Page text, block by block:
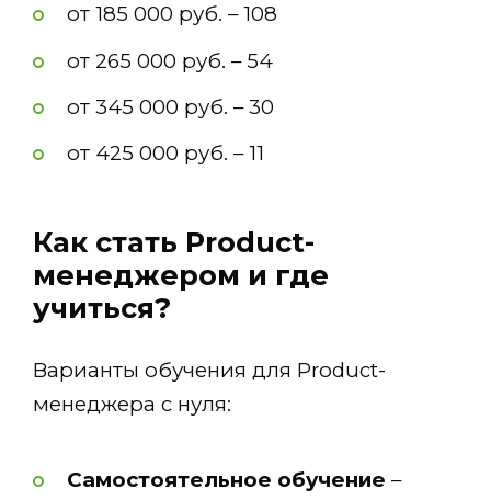
от 185 000 руб. – 108
от 265 000 руб. – 54
от 345 000 руб. – 30
от 425 000 руб. – 11
Как стать Product-
менеджером и где
учиться?
Варианты обучения для Product-
менеджера с нуля:
Самостоятельное обучение –